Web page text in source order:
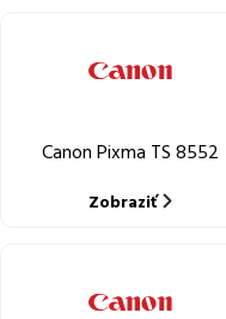
Canon Pixma TS 8552
Zobraziť